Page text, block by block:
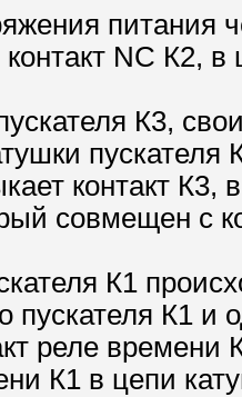
питания
NC К2, в
К3,
пускателя
контакт К3,
совмещен с
К1
пускателя К1
реле времени
К1 в цепи